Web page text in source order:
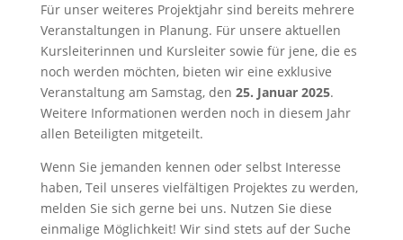
Für unser weiteres Projektjahr sind bereits mehrere
Veranstaltungen in Planung. Für unsere aktuellen
Kursleiterinnen und Kursleiter sowie für jene, die es
noch werden möchten, bieten wir eine exklusive
Veranstaltung am Samstag, den 25. Januar 2025.
Weitere Informationen werden noch in diesem Jahr
allen Beteiligten mitgeteilt.
Wenn Sie jemanden kennen oder selbst Interesse
haben, Teil unseres vielfältigen Projektes zu werden,
melden Sie sich gerne bei uns. Nutzen Sie diese
einmalige Möglichkeit! Wir sind stets auf der Suche